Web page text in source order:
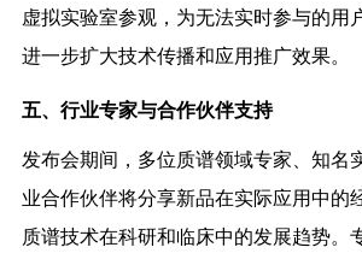
虚拟实验室参观，为无法实时参与的用
进一步扩大技术传播和应用推广效果。
五、行业专家与合作伙伴支持
发布会期间，多位质谱领域专家、知名
业合作伙伴将分享新品在实际应用中的
质谱技术在科研和临床中的发展趋势。